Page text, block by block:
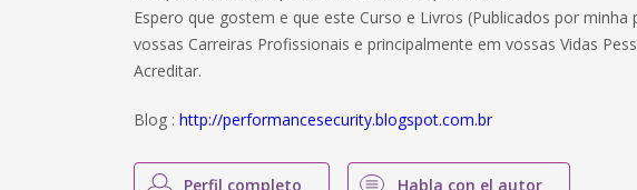
Espero que gostem e que este Curso e Livros (Publicados por
vossas Carreiras Profissionais e principalmente em vossas Vidas
Acreditar.
Blog :http://performancesecurity.blogspot.com.br
Perfil completo Habla con el autor